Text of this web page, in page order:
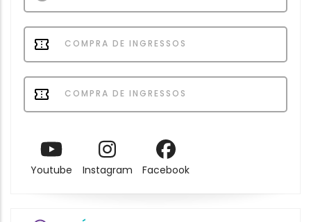
COMPRA DE INGRESSOS
COMPRA DE INGRESSOS
Youtube Instagram Facebook